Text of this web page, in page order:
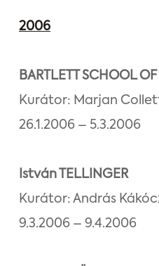
2006
BARTLETT SCHOOL
Kurátor: Marjan
26.1.2006 – 5.3.2006
István TELLINGER
Kurátor: András
9.3.2006 – 9.4.2006